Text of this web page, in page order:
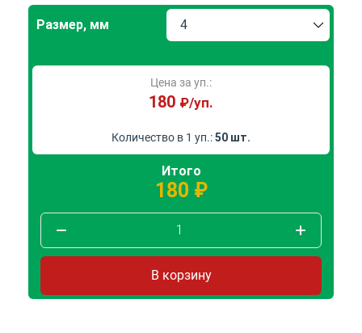
Размер, мм
Цена за уп.:
180 ₽/уп.
Количество в 1 уп.:50 шт.
Итого
180 ₽
1
В корзину